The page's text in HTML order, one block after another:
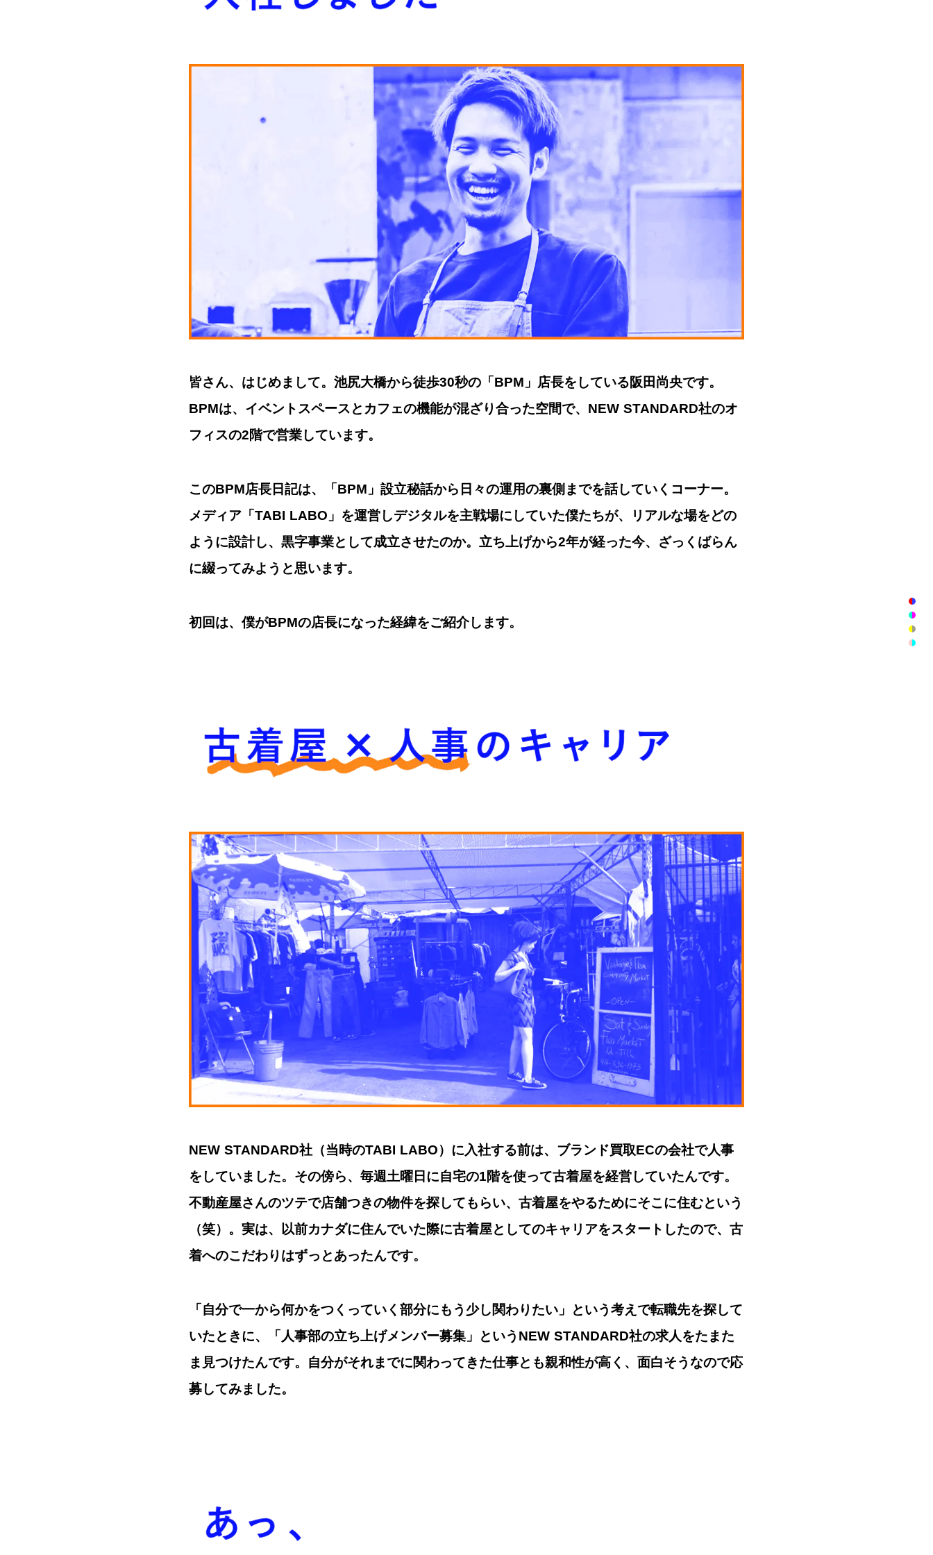
皆さん、はじめまして。池尻大橋から徒歩30秒の「BPM」店長をしている阪田尚央です。
BPMは、イベントスペースとカフェの機能が混ざり合った空間で、NEW STANDARD社のオ
フィスの2階で営業しています。
このBPM店長日記は、「BPM」設立秘話から日々の運用の裏側までを話していくコーナー。
メディア「TABI LABO」を運営しデジタルを主戦場にしていた僕たちが、リアルな場をどの
ように設計し、黒字事業として成立させたのか。立ち上げから2年が経った今、ざっくばらん
に綴ってみようと思います。
初回は、僕がBPMの店長になった経緯をご紹介します。
NEW STANDARD社（当時のTABI LABO）に入社する前は、ブランド買取ECの会社で人事
をしていました。その傍ら、毎週土曜日に自宅の1階を使って古着屋を経営していたんです。
不動産屋さんのツテで店舗つきの物件を探してもらい、古着屋をやるためにそこに住むという
（笑）。実は、以前カナダに住んでいた際に古着屋としてのキャリアをスタートしたので、古
着へのこだわりはずっとあったんです。
「自分で一から何かをつくっていく部分にもう少し関わりたい」という考えで転職先を探して
いたときに、「人事部の立ち上げメンバー募集」というNEW STANDARD社の求人をたまた
ま見つけたんです。自分がそれまでに関わってきた仕事とも親和性が高く、面白そうなので応
募してみました。